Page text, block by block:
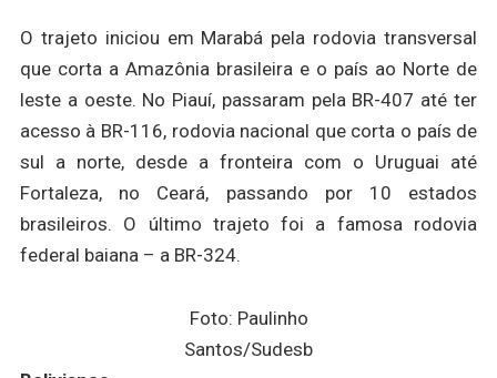
O trajeto iniciou em Marabá pela rodovia transversal
que corta a Amazônia brasileira e o país ao Norte de
leste a oeste. No Piauí, passaram pela BR-407 até ter
acesso à BR-116, rodovia nacional que corta o país de
sul a norte, desde a fronteira com o Uruguai até
Fortaleza, no Ceará, passando por 10 estados
brasileiros. O último trajeto foi a famosa rodovia
federal baiana – a BR-324.
Foto: Paulinho
Santos/Sudesb